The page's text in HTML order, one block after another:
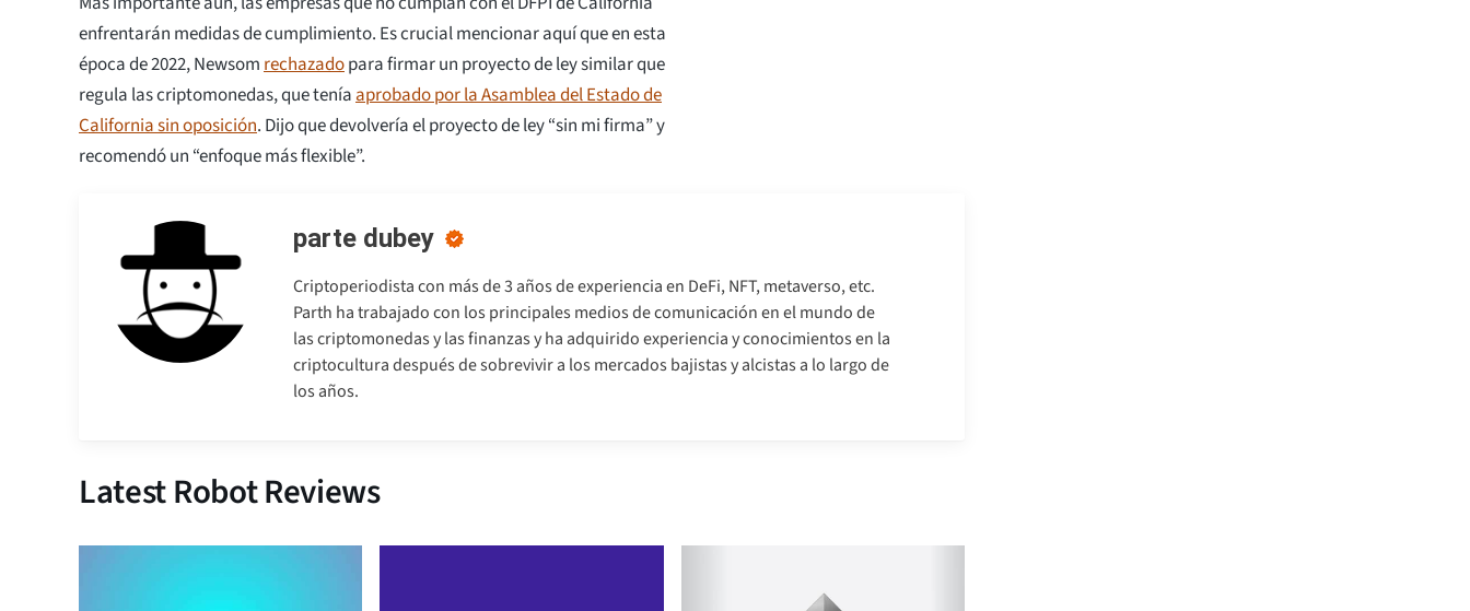
enfrentarán medidas de cumplimiento. Es crucial mencionar aquí que en esta
época de 2022, Newsom rechazadopara firmar un proyecto de ley similar que
regula las criptomonedas, que tenía aprobado por la Asamblea del Estado de
California sin oposición. Dijo que devolvería el proyecto de ley “sin mi firma” y
recomendó un “enfoque más flexible”.
parte dubey
Criptoperiodista con más de 3 años de experiencia en DeFi, NFT, metaverso, etc.
Parth ha trabajado con los principales medios de comunicación en el mundo de
las criptomonedas y las finanzas y ha adquirido experiencia y conocimientos en la
criptocultura después de sobrevivir a los mercados bajistas y alcistas a lo largo de
los años.
Latest Robot Reviews